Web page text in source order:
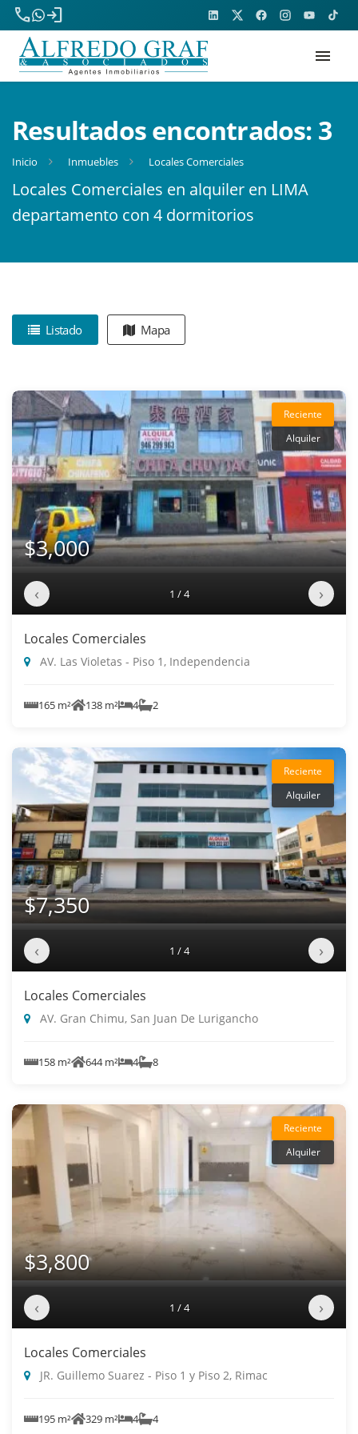
phone
login
menu
Resultados encontrados: 3
Inicio Inmuebles Locales Comerciales
Locales Comerciales en alquiler en LIMA
departamento con 4 dormitorios
Listado Mapa
Reciente
Alquiler
$3,000
‹ 1 / 4 ›
Locales Comerciales
AV. Las Violetas - Piso 1, Independencia
165 m² 138 m² 4 2
Reciente
Alquiler
$7,350
‹ 1 / 4 ›
Locales Comerciales
AV. Gran Chimu, San Juan De Lurigancho
158 m² 644 m² 4 8
Reciente
Alquiler
$3,800
‹ 1 / 4 ›
Locales Comerciales
JR. Guillemo Suarez - Piso 1 y Piso 2, Rimac
195 m² 329 m² 4 4